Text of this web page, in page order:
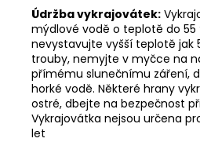
Údržba vykrajovátek:
mýdlové vodě o teplotě do 55
nevystavujte vyšší teplotě jak
trouby, nemyjte v myčce na
přímému slunečnímu záření,
horké vodě. Některé hrany
ostré, dbejte na bezpečnost
Vykrajovátka nejsou určena
let